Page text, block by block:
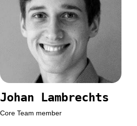
Johan Lambrechts
Core Team member